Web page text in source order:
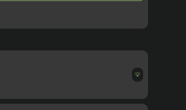
💡